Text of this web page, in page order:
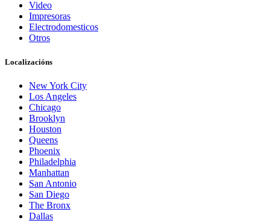
Video
Impresoras
Electrodomesticos
Otros
Localizacións
New York City
Los Angeles
Chicago
Brooklyn
Houston
Queens
Phoenix
Philadelphia
Manhattan
San Antonio
San Diego
The Bronx
Dallas